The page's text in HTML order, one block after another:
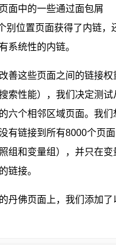
面中的一些通过面包屑
别位置页面获得了内链，
系统性的内链。
善这些页面之间的链接权
索性能），我们决定测试
六个相邻区域页面。我们
有链接到所有8000个页
组和变量组），并只在变
链接。
丹佛页面上，我们添加了